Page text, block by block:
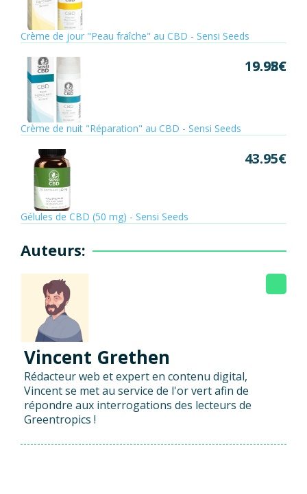
Crème de jour "Peau fraîche" au CBD - Sensi Seeds
Crème de nuit "Réparation" au CBD - Sensi Seeds
19.95€
9.98€
Gélules de CBD (50 mg) - Sensi Seeds
43.95€
Auteurs:
Vincent Grethen
Rédacteur web et expert en contenu digital,
Vincent se met au service de l'or vert afin de
répondre aux interrogations des lecteurs de
Greentropics !